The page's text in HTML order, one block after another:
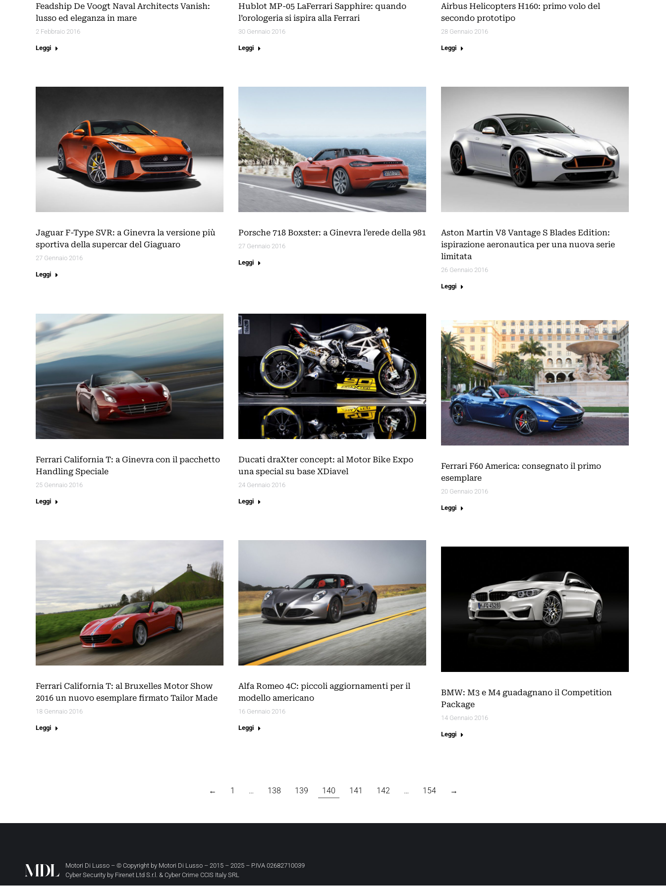
Feadship De Voogt Naval Architects Vanish:
lusso ed eleganza in mare
2 Febbraio 2016
Leggi
Hublot MP-05 LaFerrari Sapphire: quando
l’orologeria si ispira alla Ferrari
30 Gennaio 2016
Leggi
Airbus Helicopters H160: primo volo del
secondo prototipo
28 Gennaio 2016
Leggi
Jaguar F-Type SVR: a Ginevra la versione più
sportiva della supercar del Giaguaro
27 Gennaio 2016
Leggi
Porsche 718 Boxster: a Ginevra l’erede della 981
27 Gennaio 2016
Leggi
Aston Martin V8 Vantage S Blades Edition:
ispirazione aeronautica per una nuova serie
limitata
26 Gennaio 2016
Leggi
Ferrari California T: a Ginevra con il pacchetto
Handling Speciale
25 Gennaio 2016
Leggi
Ducati draXter concept: al Motor Bike Expo
una special su base XDiavel
24 Gennaio 2016
Leggi
Ferrari F60 America: consegnato il primo
esemplare
20 Gennaio 2016
Leggi
Ferrari California T: al Bruxelles Motor Show
2016 un nuovo esemplare firmato Tailor Made
18 Gennaio 2016
Leggi
Alfa Romeo 4C: piccoli aggiornamenti per il
modello americano
16 Gennaio 2016
Leggi
BMW: M3 e M4 guadagnano il Competition
Package
14 Gennaio 2016
Leggi
← 1 … 138 139 140 141 142 … 154 →
Motori Di Lusso – © Copyright by Motori Di Lusso – 2015 – 2025 – P.IVA 02682710039
Cyber Security by Firenet Ltd S.r.l. & Cyber Crime CCIS Italy SRL